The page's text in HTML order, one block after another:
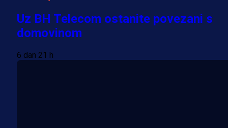
Uz BH Telecom ostanite povezani s
domovinom
6 dan 21 h